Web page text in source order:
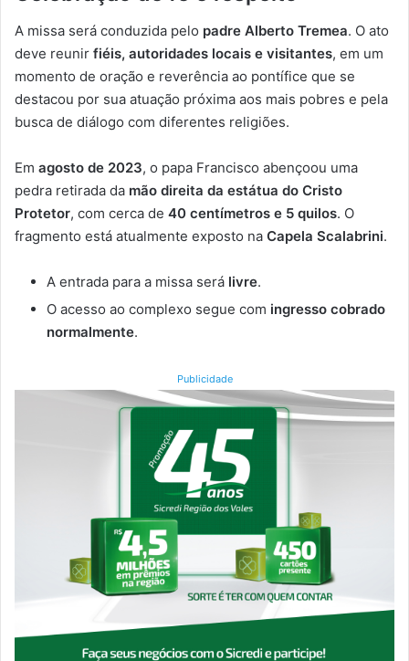
A missa será conduzida pelo padre Alberto Tremea. O ato
deve reunir fiéis, autoridades locais e visitantes, em um
momento de oração e reverência ao pontífice que se
destacou por sua atuação próxima aos mais pobres e pela
busca de diálogo com diferentes religiões.
Em agosto de 2023, o papa Francisco abençoou uma
pedra retirada da mão direita da estátua do Cristo
Protetor, com cerca de 40 centímetros e 5 quilos. O
fragmento está atualmente exposto na Capela Scalabrini.
A entrada para a missa será livre.
O acesso ao complexo segue com ingresso cobrado
normalmente.
Publicidade